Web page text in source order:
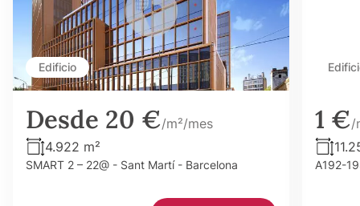
Edificio
Desde 20 €/m²/mes
4.922 m²
SMART 2 – 22@ - Sant Martí - Barcelona
1 €/
A192-